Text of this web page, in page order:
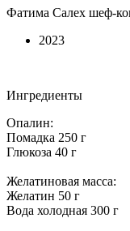
Фатима Салех шеф-
2023
Ингредиенты
Опалин:
Помадка 250 г
Глюкоза 40 г
Желатиновая масса:
Желатин 50 г
Вода холодная 300 г